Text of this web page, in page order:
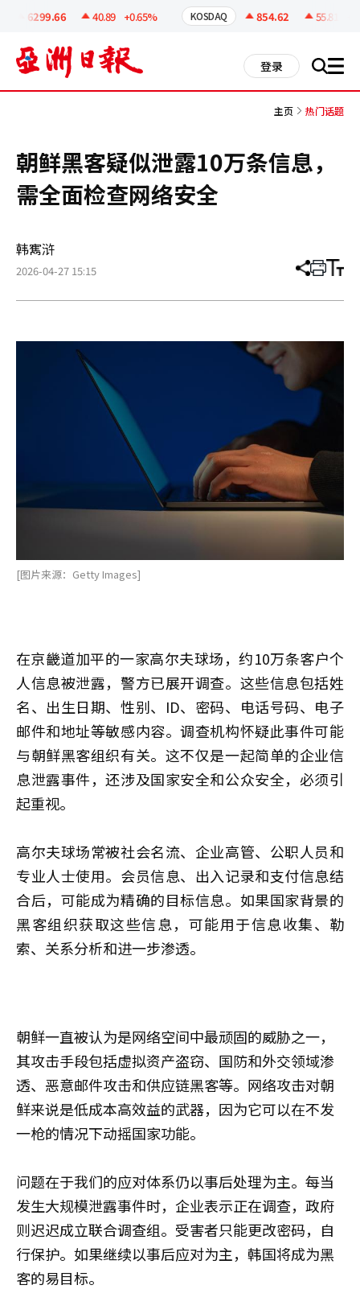
6299.66 40.89 +0.65% KOSDAQ 854.62 55.81
登录 搜 all
主页 热门话题
朝鲜黑客疑似泄露10万条信息，
需全面检查网络安全
韩寯浒
2026-04-27 15:15 分
章
打 调
小
[图片来源：Getty Images]
在京畿道加平的一家高尔夫球场，约10万条客户个
人信息被泄露，警方已展开调查。这些信息包括姓
名、出生日期、性别、ID、密码、电话号码、电子
邮件和地址等敏感内容。调查机构怀疑此事件可能
与朝鲜黑客组织有关。这不仅是一起简单的企业信
息泄露事件，还涉及国家安全和公众安全，必须引
起重视。
高尔夫球场常被社会名流、企业高管、公职人员和
专业人士使用。会员信息、出入记录和支付信息结
合后，可能成为精确的目标信息。如果国家背景的
黑客组织获取这些信息，可能用于信息收集、勒
索、关系分析和进一步渗透。
朝鲜一直被认为是网络空间中最顽固的威胁之一，
其攻击手段包括虚拟资产盗窃、国防和外交领域渗
透、恶意邮件攻击和供应链黑客等。网络攻击对朝
鲜来说是低成本高效益的武器，因为它可以在不发
一枪的情况下动摇国家功能。
问题在于我们的应对体系仍以事后处理为主。每当
发生大规模泄露事件时，企业表示正在调查，政府
则迟迟成立联合调查组。受害者只能更改密码，自
行保护。如果继续以事后应对为主，韩国将成为黑
客的易目标。